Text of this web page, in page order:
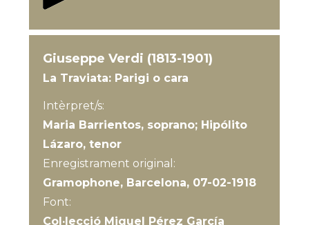
Giuseppe Verdi (1813-1901)
La Traviata: Parigi o cara
Intèrpret/s:
Maria Barrientos, soprano; Hipólito
Lázaro, tenor
Enregistrament original:
Gramophone, Barcelona, 07-02-1918
Font:
Col·lecció Miquel Pérez García